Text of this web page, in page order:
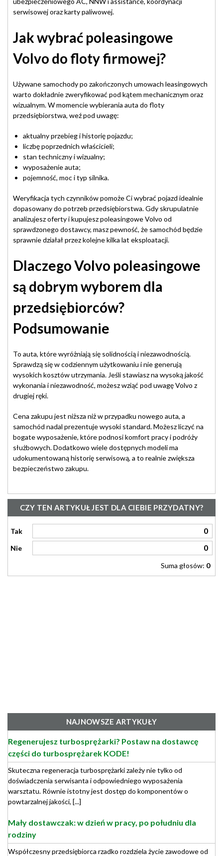
serwisowej oraz karty paliwowej.
Jak wybrać poleasingowe
Volvo do floty firmowej?
Używane samochody po zakończonych umowach leasingowych
warto dokładnie zweryfikować pod kątem mechanicznym oraz
wizualnym. W momencie wybierania auta do floty
przedsiębiorstwa, weź pod uwagę:
aktualny przebieg i historię pojazdu;
liczbę poprzednich właścicieli;
stan techniczny i wizualny;
wyposażenie auta;
pojemność, moc i typ silnika.
Weryfikacja tych czynników pomoże Ci wybrać pojazd idealnie
dopasowany do potrzeb przedsiębiorstwa. Gdy skrupulatnie
analizujesz oferty i kupujesz poleasingowe Volvo od
sprawdzonego dostawcy, masz pewność, że samochód będzie
sprawnie działał przez kolejne kilka lat eksploatacji.
Dlaczego Volvo poleasingowe
są dobrym wyborem dla
przedsiębiorców?
Podsumowanie
To auta, które wyróżniają się solidnością i niezawodnością.
Sprawdzą się w codziennym użytkowaniu i nie generują
wysokich kosztów utrzymania. Jeśli stawiasz na wysoką jakość
wykonania i niezawodność, możesz wziąć pod uwagę Volvo z
drugiej ręki.
Cena zakupu jest niższa niż w przypadku nowego auta, a
samochód nadal prezentuje wysoki standard. Możesz liczyć na
bogate wyposażenie, które podnosi komfort pracy i podróży
służbowych. Dodatkowo wiele dostępnych modeli ma
udokumentowaną historię serwisową, a to realnie zwiększa
bezpieczeństwo zakupu.
CZY TEN ARTYKUŁ JEST DLA CIEBIE PRZYDATNY?
Tak 0
Nie 0
Suma głosów: 0
NAJNOWSZE ARTYKUŁY
Regenerujesz turbosprężarki? Postaw na dostawcę
części do turbosprężarek KODE!
Skuteczna regeneracja turbosprężarki zależy nie tylko od
doświadczenia serwisanta i odpowiedniego wyposażenia
warsztatu. Równie istotny jest dostęp do komponentów o
powtarzalnej jakości, [...]
Mały dostawczak: w dzień w pracy, po południu dla
rodziny
Współczesny przedsiębiorca rzadko rozdziela życie zawodowe od